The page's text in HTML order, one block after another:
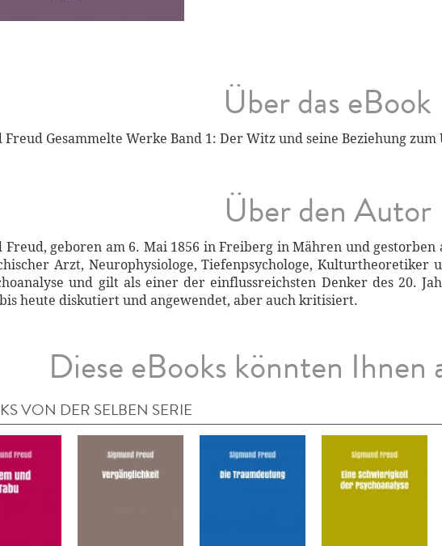
Über das eBook
Freud Gesammelte Werke Band 1: Der Witz und seine Beziehung
Über den Autor
Freud, geboren am 6. Mai 1856 in Freiberg in Mähren und
Arzt, Neurophysiologe, Tiefenpsychologe,
und gilt als einer der einflussreichsten Denker des 20.
heute diskutiert und angewendet, aber auch kritisiert.
Diese eBooks könnten Ihnen
VON DER SELBEN SERIE